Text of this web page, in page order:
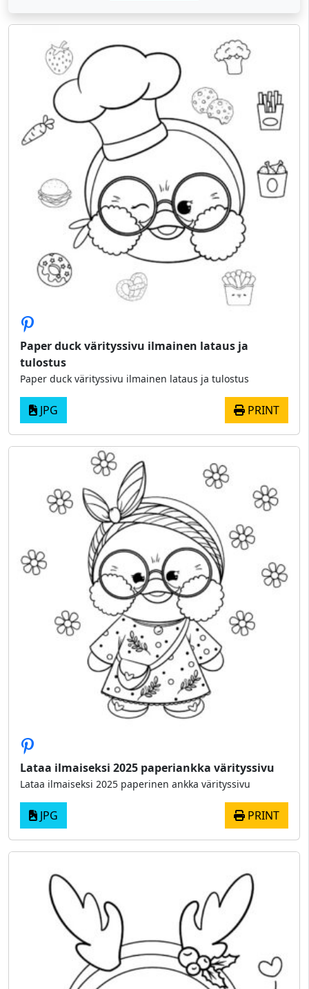
Paper duck värityssivu ilmainen lataus ja
tulostus
Paper duck värityssivu ilmainen lataus ja tulostus
JPG PRINT
Lataa ilmaiseksi 2025 paperiankka värityssivu
Lataa ilmaiseksi 2025 paperinen ankka värityssivu
JPG PRINT